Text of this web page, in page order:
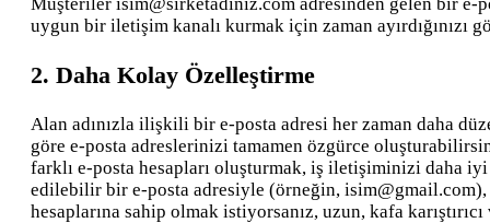
uygun bir iletişim kanalı kurmak için zaman
2. Daha Kolay Özelleştirme
Alan adınızla ilişkili bir e-posta adresi her zaman daha
göre e-posta adreslerinizi tamamen özgürce
farklı e-posta hesapları oluşturmak, iş iletişiminizi daha
edilebilir bir e-posta adresiyle (örneğin, isim@gmail.com),
hesaplarına sahip olmak istiyorsanız, uzun, kafa